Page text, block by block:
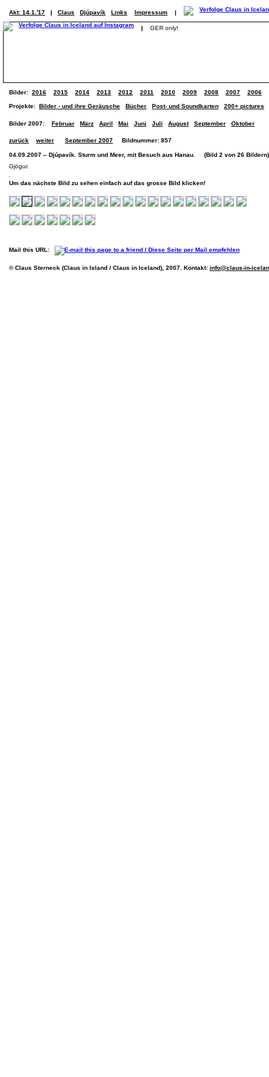
Akt: 14.1.'17 | Claus Djúpavík Links Impressum |
| GER only!
Bilder: 2016 2015 2014 2013 2012 2011 2010 2009 2008 2007 2006
Projekte: Bilder - und ihre Geräusche Bücher Post- und Soundkarten 200+ pictures
Bilder 2007: Februar März April Mai Juni Juli August September Oktober
zurück weiter September 2007 Bildnummer: 857
04.09.2007 – Djúpavík. Sturm und Meer, mit Besuch aus Hanau. (Bild 2 von 26 Bildern)
Gjögur.
Um das nächste Bild zu sehen einfach auf das grosse Bild klicken!
Mail this URL:
© Claus Sterneck (Claus in Island / Claus in Iceland), 2007. Kontakt: info@claus-in-